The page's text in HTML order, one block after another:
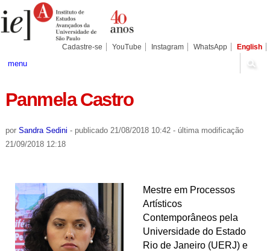
para
conteúdo.
Pessoais
Cadastre-se YouTube Instagram WhatsApp English
menu
Panmela Castro
por Sandra Sedini - publicado21/08/2018 10:42 - última modificação
21/09/2018 12:18
Mestre em Processos
Artísticos
Contemporâneos pela
Universidade do Estado
Rio de Janeiro (UERJ) e